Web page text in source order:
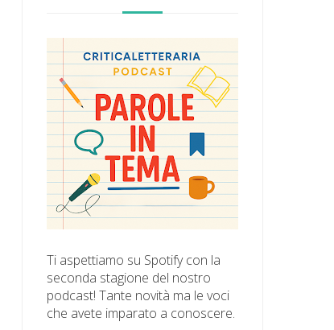
Ti aspettiamo su Spotify con la
seconda stagione del nostro
podcast! Tante novità ma le voci
che avete imparato a conoscere.